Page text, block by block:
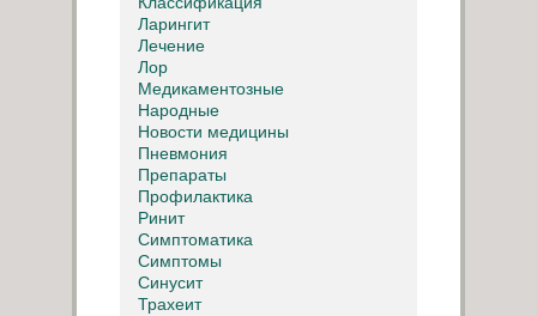
Ларингит
Лечение
Лор
Медикаментозные
Народные
Новости медицины
Пневмония
Препараты
Профилактика
Ринит
Симптоматика
Симптомы
Синусит
Трахеит